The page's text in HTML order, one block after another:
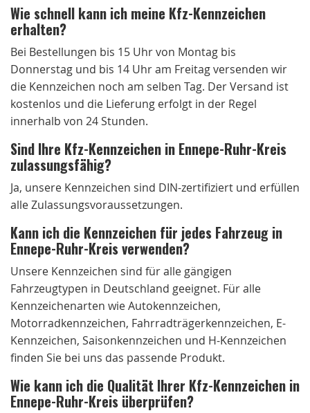
Wie schnell kann ich meine Kfz-Kennzeichen
erhalten?
Bei Bestellungen bis 15 Uhr von Montag bis
Donnerstag und bis 14 Uhr am Freitag versenden wir
die Kennzeichen noch am selben Tag. Der Versand ist
kostenlos und die Lieferung erfolgt in der Regel
innerhalb von 24 Stunden.
Sind Ihre Kfz-Kennzeichen in Ennepe-Ruhr-Kreis
zulassungsfähig?
Ja, unsere Kennzeichen sind DIN-zertifiziert und erfüllen
alle Zulassungsvoraussetzungen.
Kann ich die Kennzeichen für jedes Fahrzeug in
Ennepe-Ruhr-Kreis verwenden?
Unsere Kennzeichen sind für alle gängigen
Fahrzeugtypen in Deutschland geeignet. Für alle
Kennzeichenarten wie Autokennzeichen,
Motorradkennzeichen, Fahrradträgerkennzeichen, E-
Kennzeichen, Saisonkennzeichen und H-Kennzeichen
finden Sie bei uns das passende Produkt.
Wie kann ich die Qualität Ihrer Kfz-Kennzeichen in
Ennepe-Ruhr-Kreis überprüfen?